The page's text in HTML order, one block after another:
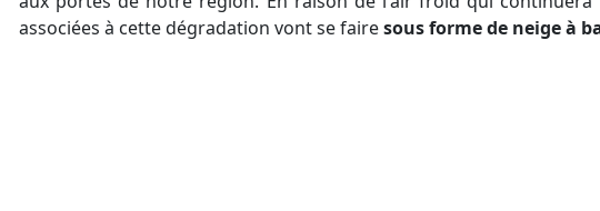
associées à cette dégradation vont se fairesous forme de neige à